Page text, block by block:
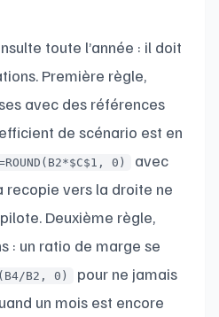
toute l’année : il doit
Première règle,
avec des références
de scénario est en
0)
avec
recopie vers la droite ne
Deuxième règle,
: un ratio de marge se
B2, 0)
pour ne jamais
un mois est encore